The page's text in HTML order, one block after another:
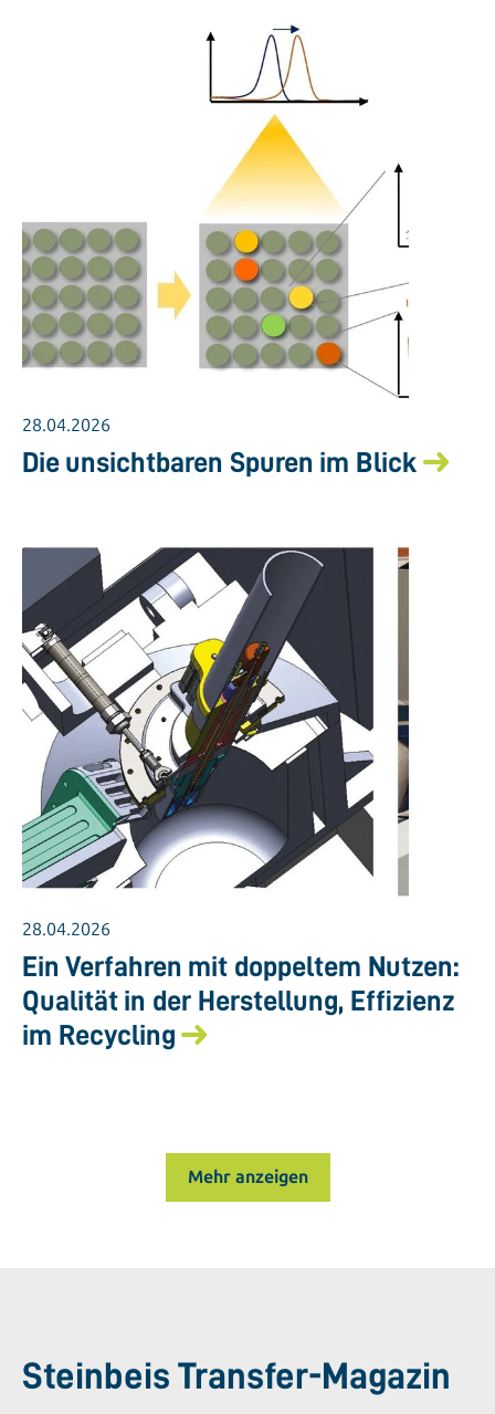
28.04.2026
Die unsichtbaren Spuren im Blick
28.04.2026
Ein Verfahren mit doppeltem Nutzen:
Qualität in der Herstellung, Effizienz
im Recycling
Mehr anzeigen
Steinbeis Transfer-Magazin